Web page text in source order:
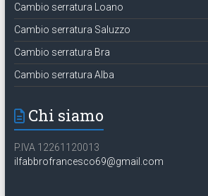
Cambio serratura Loano
Cambio serratura Saluzzo
Cambio serratura Bra
Cambio serratura Alba
Chi siamo
P.IVA 12261120013
ilfabbrofrancesco69@gmail.com